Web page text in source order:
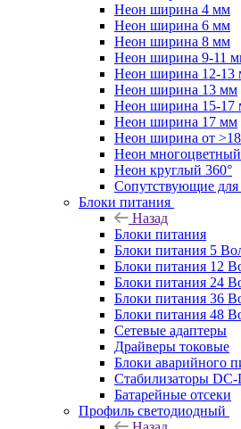
Неон ширина 4 мм
Неон ширина 6 мм
Неон ширина 8 мм
Неон ширина 9-11
Неон ширина 12-13
Неон ширина 13 мм
Неон ширина 15-17
Неон ширина 17 мм
Неон ширина от
Неон
Неон круглый 360°
Сопутствующие для
Блоки питания
Назад
Блоки питания
Блоки питания 5
Блоки питания 12
Блоки питания 24
Блоки питания 36
Блоки питания 48
Сетевые адаптеры
Драйверы токовые
Блоки аварийного
Стабилизаторы DC-
Батарейные отсеки
Профиль светодиодный